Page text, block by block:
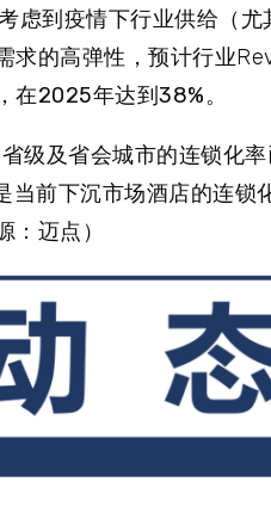
虑到疫情下行业供给（
的高弹性，预计行业
在2025年达到38%。
级及省会城市的连锁化
前下沉市场酒店的连锁
：迈点）